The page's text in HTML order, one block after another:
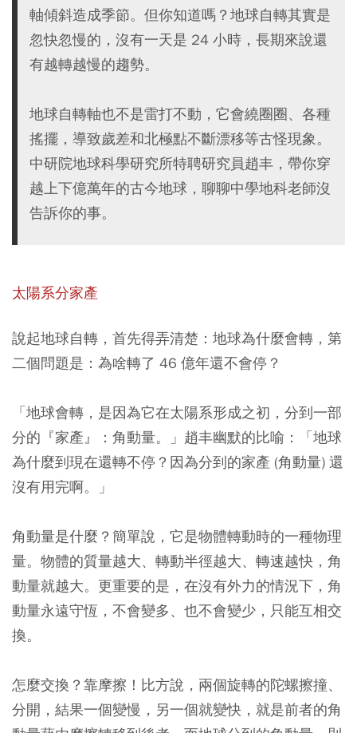
軸傾斜造成季節。但你知道嗎？地球自轉其實是
忽快忽慢的，沒有一天是 24 小時，長期來說還
有越轉越慢的趨勢。
地球自轉軸也不是雷打不動，它會繞圈圈、各種
搖擺，導致歲差和北極點不斷漂移等古怪現象。
中研院地球科學研究所特聘研究員趙丰，帶你穿
越上下億萬年的古今地球，聊聊中學地科老師沒
告訴你的事。
太陽系分家產
說起地球自轉，首先得弄清楚：地球為什麼會轉，第
二個問題是：為啥轉了 46 億年還不會停？
「地球會轉，是因為它在太陽系形成之初，分到一部
分的『家產』：角動量。」趙丰幽默的比喻：「地球
為什麼到現在還轉不停？因為分到的家產 (角動量) 還
沒有用完啊。」
角動量是什麼？簡單說，它是物體轉動時的一種物理
量。物體的質量越大、轉動半徑越大、轉速越快，角
動量就越大。更重要的是，在沒有外力的情況下，角
動量永遠守恆，不會變多、也不會變少，只能互相交
換。
怎麼交換？靠摩擦！比方說，兩個旋轉的陀螺擦撞、
分開，結果一個變慢，另一個就變快，就是前者的角